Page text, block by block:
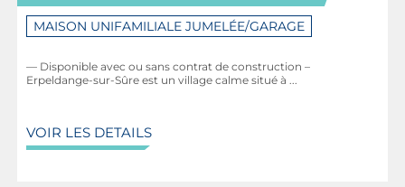
MAISON UNIFAMILIALE JUMELÉE/GARAGE
— Disponible avec ou sans contrat de construction –
Erpeldange-sur-Sûre est un village calme situé à ...
VOIR LES DETAILS